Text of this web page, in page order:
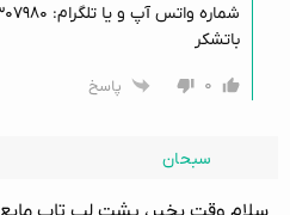
شماره واتس آپ و یا تلگرام: ۰۹۰۱۱۳۰۷۹۸۰
باتشکر
۰
پاسخ
سبحان